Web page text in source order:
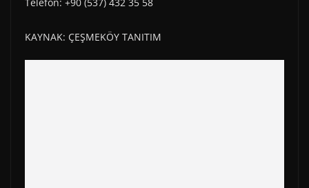
Telefon: +90 (537) 432 35 58
KAYNAK: ÇEŞMEKÖY TANITIM